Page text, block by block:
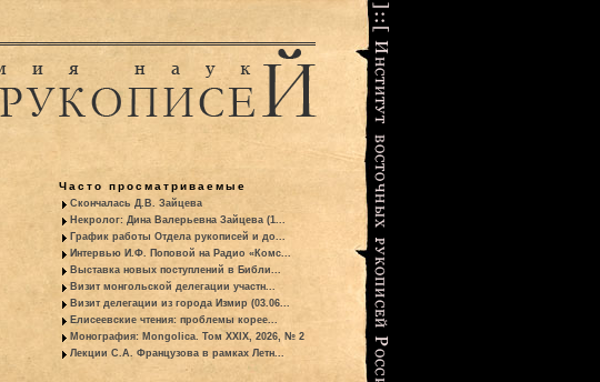
Часто просматриваемые
Скончалась Д.В. Зайцева
Некролог: Дина Валерьевна Зайцева (1...
График работы Отдела рукописей и до...
Интервью И.Ф. Поповой на Радио «Комс...
Выставка новых поступлений в Библи...
Визит монгольской делегации участн...
Визит делегации из города Измир (03.06...
Елисеевские чтения: проблемы корее...
Монография: Mongolica. Том XXIX, 2026, № 2
Лекции С.А. Французова в рамках Летн...